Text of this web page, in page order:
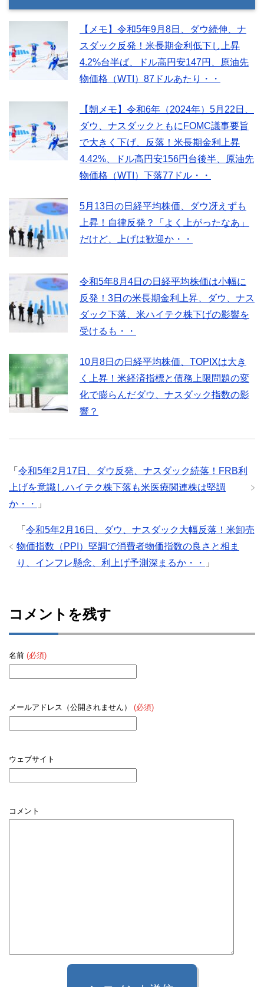
【メモ】令和5年9月8日、ダウ続伸、ナ
スダック反発！米長期金利低下し上昇
4.2%台半ば、ドル高円安147円、原油先
物価格（WTI）87ドルあたり・・
【朝メモ】令和6年（2024年）5月22日、
ダウ、ナスダックともにFOMC議事要旨
で大きく下げ、反落！米長期金利上昇
4.42%、ドル高円安156円台後半、原油先
物価格（WTI）下落77ドル・・
5月13日の日経平均株価、ダウ冴えずも
上昇！自律反発？「よく上がったなあ」
だけど、上げは歓迎か・・
令和5年8月4日の日経平均株価は小幅に
反発！3日の米長期金利上昇、ダウ、ナス
ダック下落、米ハイテク株下げの影響を
受けるも・・
10月8日の日経平均株価、TOPIXは大き
く上昇！米経済指標と債務上限問題の変
化で膨らんだダウ、ナスダック指数の影
響？
「 令和5年2月17日、ダウ反発、ナスダック続落！FRB利
上げを意識しハイテク株下落も米医療関連株は堅調
か・・
」
「 令和5年2月16日、ダウ、ナスダック大幅反落！米卸売
物価指数（PPI）堅調で消費者物価指数の良さと相ま
り、インフレ懸念、利上げ予測深まるか・・
」
コメントを残す
名前 (必須)
メールアドレス（公開されません） (必須)
ウェブサイト
コメント